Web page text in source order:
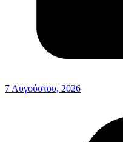
7 Αυγούστου, 2026